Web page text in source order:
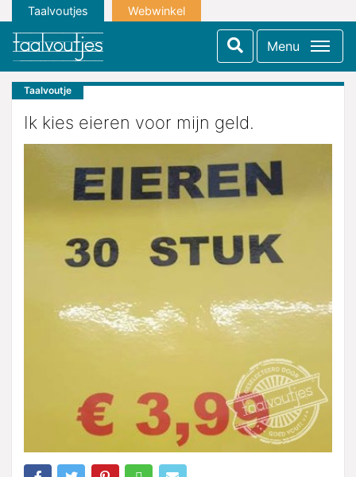
Taalvoutjes Webwinkel
Menu
Taalvoutje
Ik kies eieren voor mijn geld.